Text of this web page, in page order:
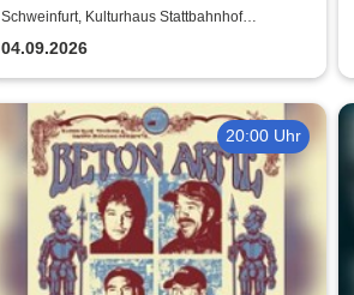
Schweinfurt Hardcore
presents
Schweinfurt, Kulturhaus Stattbahnhof
04.09.2026
20:00 Uhr